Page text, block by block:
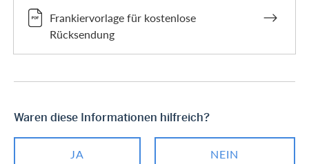
Frankiervorlage für kostenlose
Rücksendung
Waren diese Informationen hilfreich?
JA NEIN